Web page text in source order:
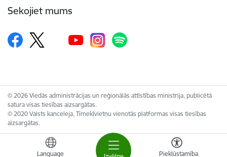
Language Piekļūstamība
Sekojiet mums
© 2026 Viedās administrācijas un reģionālās attīstības ministrija, publicētā
satura visas tiesības aizsargātas.
© 2020 Valsts kanceleja, Tīmekļvietņu vienotās platformas visas tiesības
aizsargātas.